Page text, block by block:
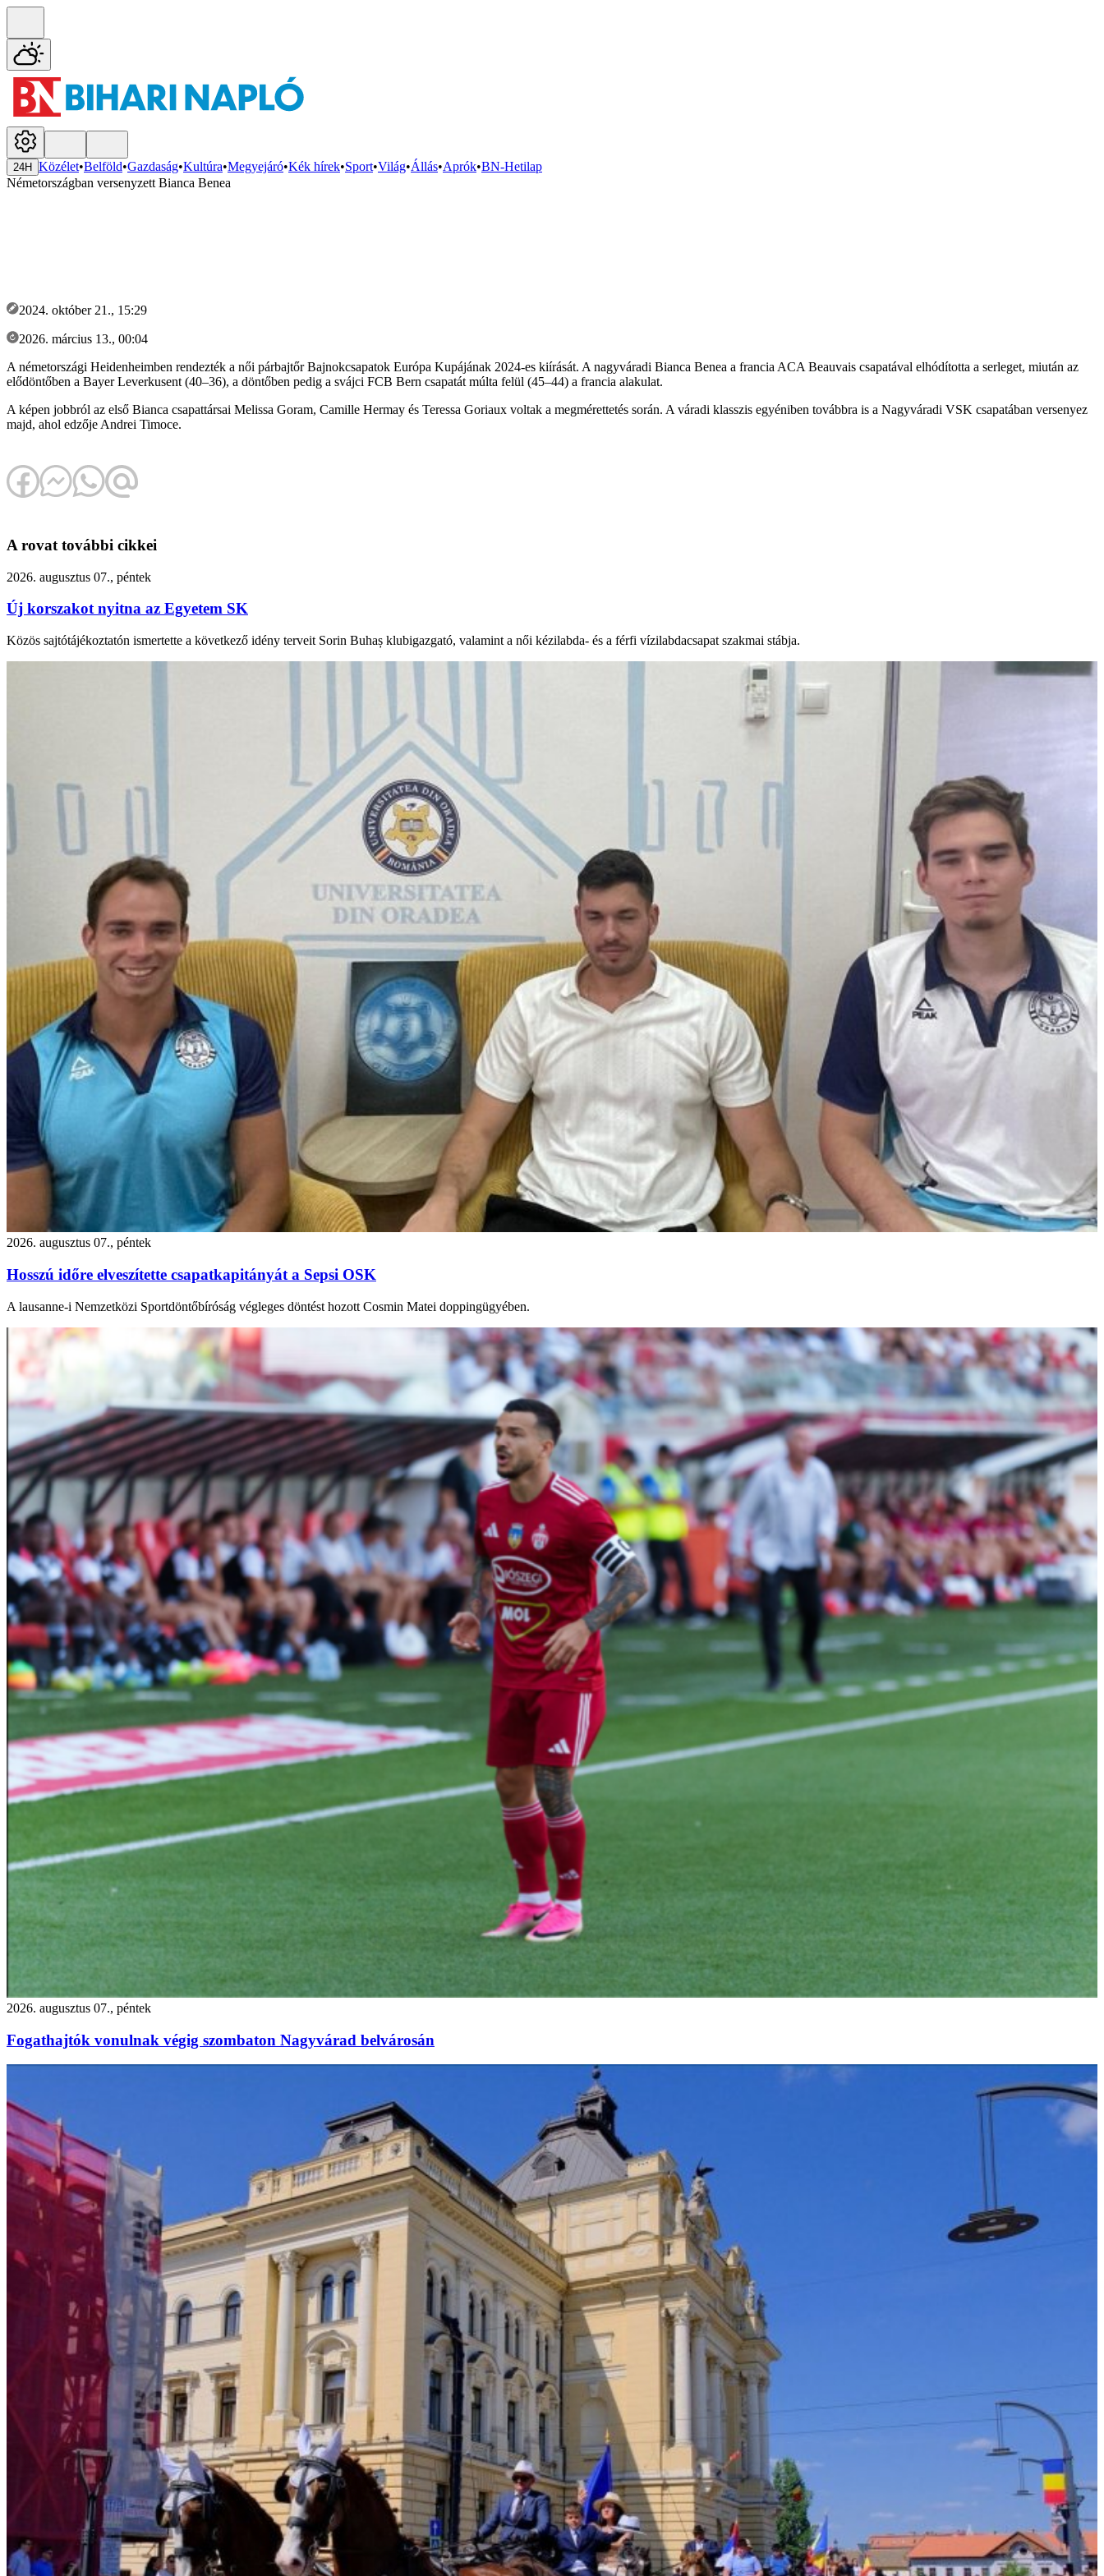
24H Közélet•Belföld•Gazdaság•Kultúra•Megyejáró•Kék hírek•Sport•Világ•Állás•Aprók•BN-Hetilap
Németországban versenyzett Bianca Benea
2024. október 21., 15:29
2026. március 13., 00:04
A németországi Heidenheimben rendezték a női párbajtőr Bajnokcsapatok Európa Kupájának 2024-es kiírását. A nagyváradi Bianca Benea a francia ACA Beauvais csapatával elhódította a serleget, miután az
elődöntőben a Bayer Leverkusent (40–36), a döntőben pedig a svájci FCB Bern csapatát múlta felül (45–44) a francia alakulat.
A képen jobbról az első Bianca csapattársai Melissa Goram, Camille Hermay és Teressa Goriaux voltak a megmérettetés során. A váradi klasszis egyéniben továbbra is a Nagyváradi VSK csapatában versenyez
majd, ahol edzője Andrei Timoce.
A rovat további cikkei
2026. augusztus 07., péntek
Új korszakot nyitna az Egyetem SK
Közös sajtótájékoztatón ismertette a következő idény terveit Sorin Buhaș klubigazgató, valamint a női kézilabda- és a férfi vízilabdacsapat szakmai stábja.
2026. augusztus 07., péntek
Hosszú időre elveszítette csapatkapitányát a Sepsi OSK
A lausanne-i Nemzetközi Sportdöntőbíróság végleges döntést hozott Cosmin Matei doppingügyében.
2026. augusztus 07., péntek
Fogathajtók vonulnak végig szombaton Nagyvárad belvárosán